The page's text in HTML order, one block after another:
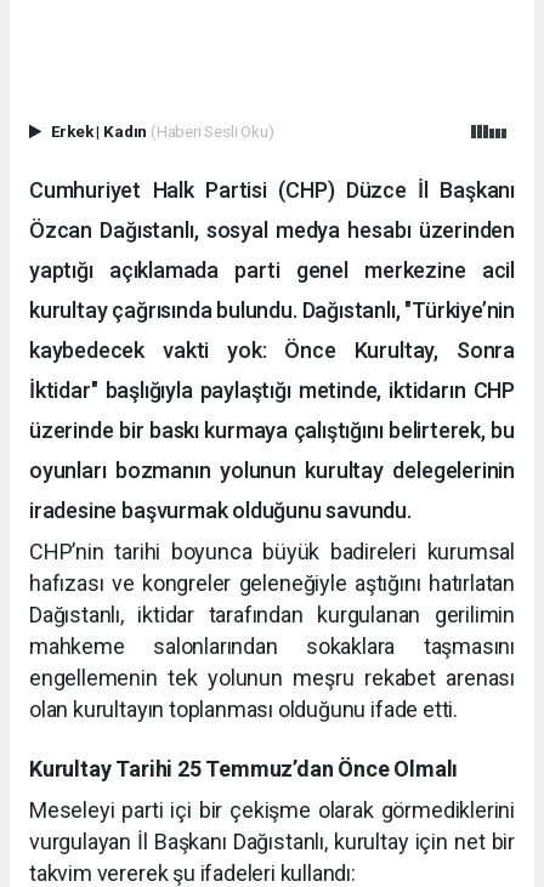
Erkek| Kadın (Haberi Sesli Oku)
Cumhuriyet Halk Partisi (CHP) Düzce İl Başkanı
Özcan Dağıstanlı, sosyal medya hesabı üzerinden
yaptığı açıklamada parti genel merkezine acil
kurultay çağrısında bulundu. Dağıstanlı, "Türkiye’nin
kaybedecek vakti yok: Önce Kurultay, Sonra
İktidar" başlığıyla paylaştığı metinde, iktidarın CHP
üzerinde bir baskı kurmaya çalıştığını belirterek, bu
oyunları bozmanın yolunun kurultay delegelerinin
iradesine başvurmak olduğunu savundu.
CHP’nin tarihi boyunca büyük badireleri kurumsal
hafızası ve kongreler geleneğiyle aştığını hatırlatan
Dağıstanlı, iktidar tarafından kurgulanan gerilimin
mahkeme salonlarından sokaklara taşmasını
engellemenin tek yolunun meşru rekabet arenası
olan kurultayın toplanması olduğunu ifade etti.
Kurultay Tarihi 25 Temmuz’dan Önce Olmalı
Meseleyi parti içi bir çekişme olarak görmediklerini
vurgulayan İl Başkanı Dağıstanlı, kurultay için net bir
takvim vererek şu ifadeleri kullandı: